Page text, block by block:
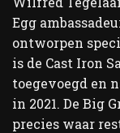
Egg
ontworpen
is de Cast Iron
toegevoegd en
in 2021. De Big
precies waar